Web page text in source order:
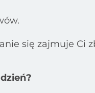
się zajmuje Ci